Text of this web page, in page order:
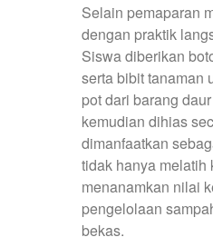
Selain pemaparan
dengan praktik
Siswa diberikan
serta bibit tanaman
pot dari barang
kemudian dihias
dimanfaatkan
tidak hanya melatih
menanamkan nilai
pengelolaan
bekas.